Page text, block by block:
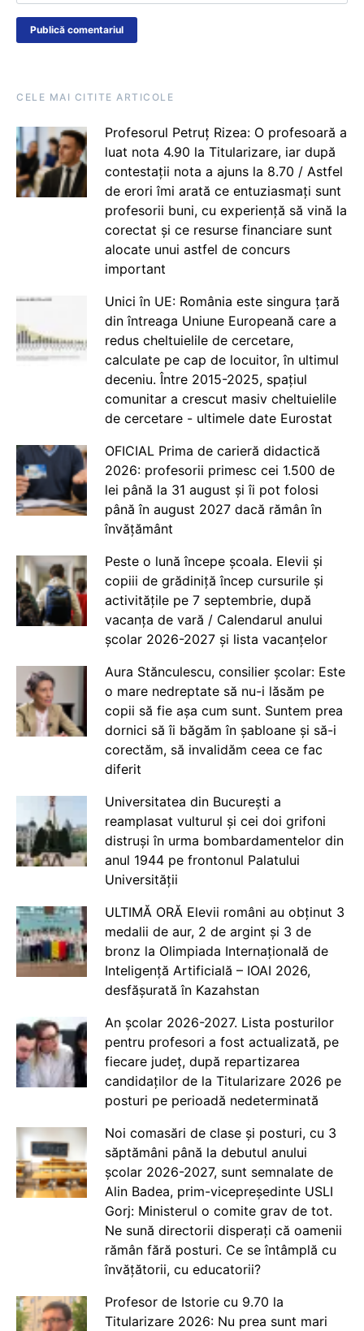
CELE MAI CITITE ARTICOLE
Profesorul Petruț Rizea: O profesoară a
luat nota 4.90 la Titularizare, iar după
contestații nota a ajuns la 8.70 / Astfel
de erori îmi arată ce entuziasmați sunt
profesorii buni, cu experiență să vină la
corectat și ce resurse financiare sunt
alocate unui astfel de concurs
important
Unici în UE: România este singura țară
din întreaga Uniune Europeană care a
redus cheltuielile de cercetare,
calculate pe cap de locuitor, în ultimul
deceniu. Între 2015-2025, spațiul
comunitar a crescut masiv cheltuielile
de cercetare - ultimele date Eurostat
OFICIAL Prima de carieră didactică
2026: profesorii primesc cei 1.500 de
lei până la 31 august și îi pot folosi
până în august 2027 dacă rămân în
învățământ
Peste o lună începe școala. Elevii și
copiii de grădiniță încep cursurile și
activitățile pe 7 septembrie, după
vacanța de vară / Calendarul anului
școlar 2026-2027 și lista vacanțelor
Aura Stănculescu, consilier școlar: Este
o mare nedreptate să nu-i lăsăm pe
copii să fie așa cum sunt. Suntem prea
dornici să îi băgăm în șabloane și să-i
corectăm, să invalidăm ceea ce fac
diferit
Universitatea din București a
reamplasat vulturul și cei doi grifoni
distruși în urma bombardamentelor din
anul 1944 pe frontonul Palatului
Universității
ULTIMĂ ORĂ Elevii români au obținut 3
medalii de aur, 2 de argint și 3 de
bronz la Olimpiada Internațională de
Inteligență Artificială – IOAI 2026,
desfășurată în Kazahstan
An școlar 2026-2027. Lista posturilor
pentru profesori a fost actualizată, pe
fiecare județ, după repartizarea
candidaților de la Titularizare 2026 pe
posturi pe perioadă nedeterminată
Noi comasări de clase și posturi, cu 3
săptămâni până la debutul anului
școlar 2026-2027, sunt semnalate de
Alin Badea, prim-vicepreședinte USLI
Gorj: Ministerul o comite grav de tot.
Ne sună directorii disperați că oamenii
rămân fără posturi. Ce se întâmplă cu
învățătorii, cu educatorii?
Profesor de Istorie cu 9.70 la
Titularizare 2026: Nu prea sunt mari